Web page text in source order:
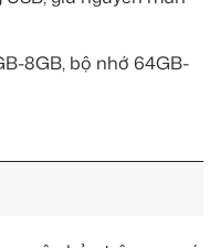
8GB, bộ nhớ 64GB-